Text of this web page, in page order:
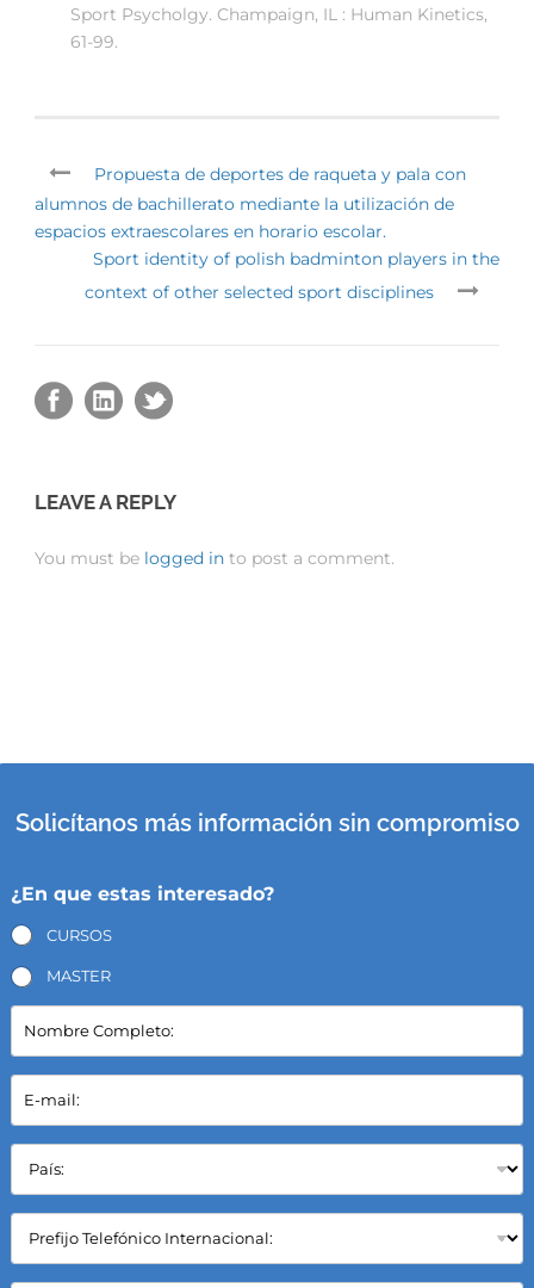
Sport Psycholgy. Champaign, IL : Human Kinetics,
61-99.
Propuesta de deportes de raqueta y pala con
alumnos de bachillerato mediante la utilización de
espacios extraescolares en horario escolar.
Sport identity of polish badminton players in the
context of other selected sport disciplines
LEAVE A REPLY
You must be logged in to post a comment.
Solicítanos más información sin compromiso
¿En que estas interesado?
CURSOS
MASTER
N
m
b
e
C
m
p
e
E
m
a
l
*
P
í
s
*
C
m